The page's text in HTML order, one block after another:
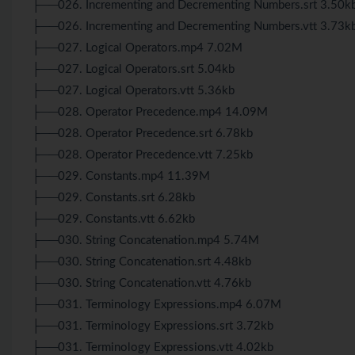
├──026. Incrementing and Decrementing Numbers.srt
├──026. Incrementing and Decrementing Numbers.vtt
├──027. Logical Operators.mp4 7.02M
├──027. Logical Operators.srt 5.04kb
├──027. Logical Operators.vtt 5.36kb
├──028. Operator Precedence.mp4 14.09M
├──028. Operator Precedence.srt 6.78kb
├──028. Operator Precedence.vtt 7.25kb
├──029. Constants.mp4 11.39M
├──029. Constants.srt 6.28kb
├──029. Constants.vtt 6.62kb
├──030. String Concatenation.mp4 5.74M
├──030. String Concatenation.srt 4.48kb
├──030. String Concatenation.vtt 4.76kb
├──031. Terminology Expressions.mp4 6.07M
├──031. Terminology Expressions.srt 3.72kb
├──031. Terminology Expressions.vtt 4.02kb